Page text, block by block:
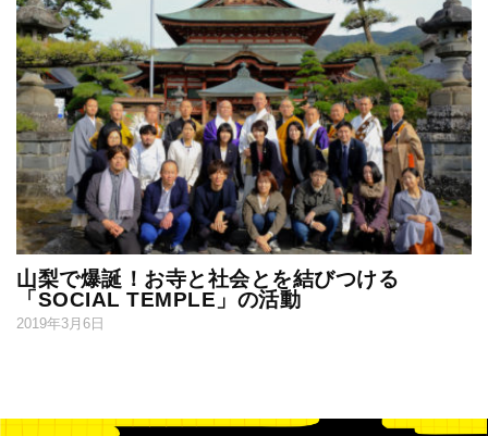
山梨で爆誕！お寺と社会とを結びつける
「SOCIAL TEMPLE」の活動
2019年3月6日